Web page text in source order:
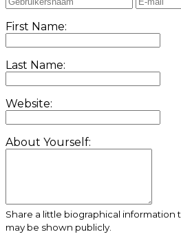
First Name:
Last Name:
Website:
About Yourself:
Share a little biographical information
may be shown publicly.